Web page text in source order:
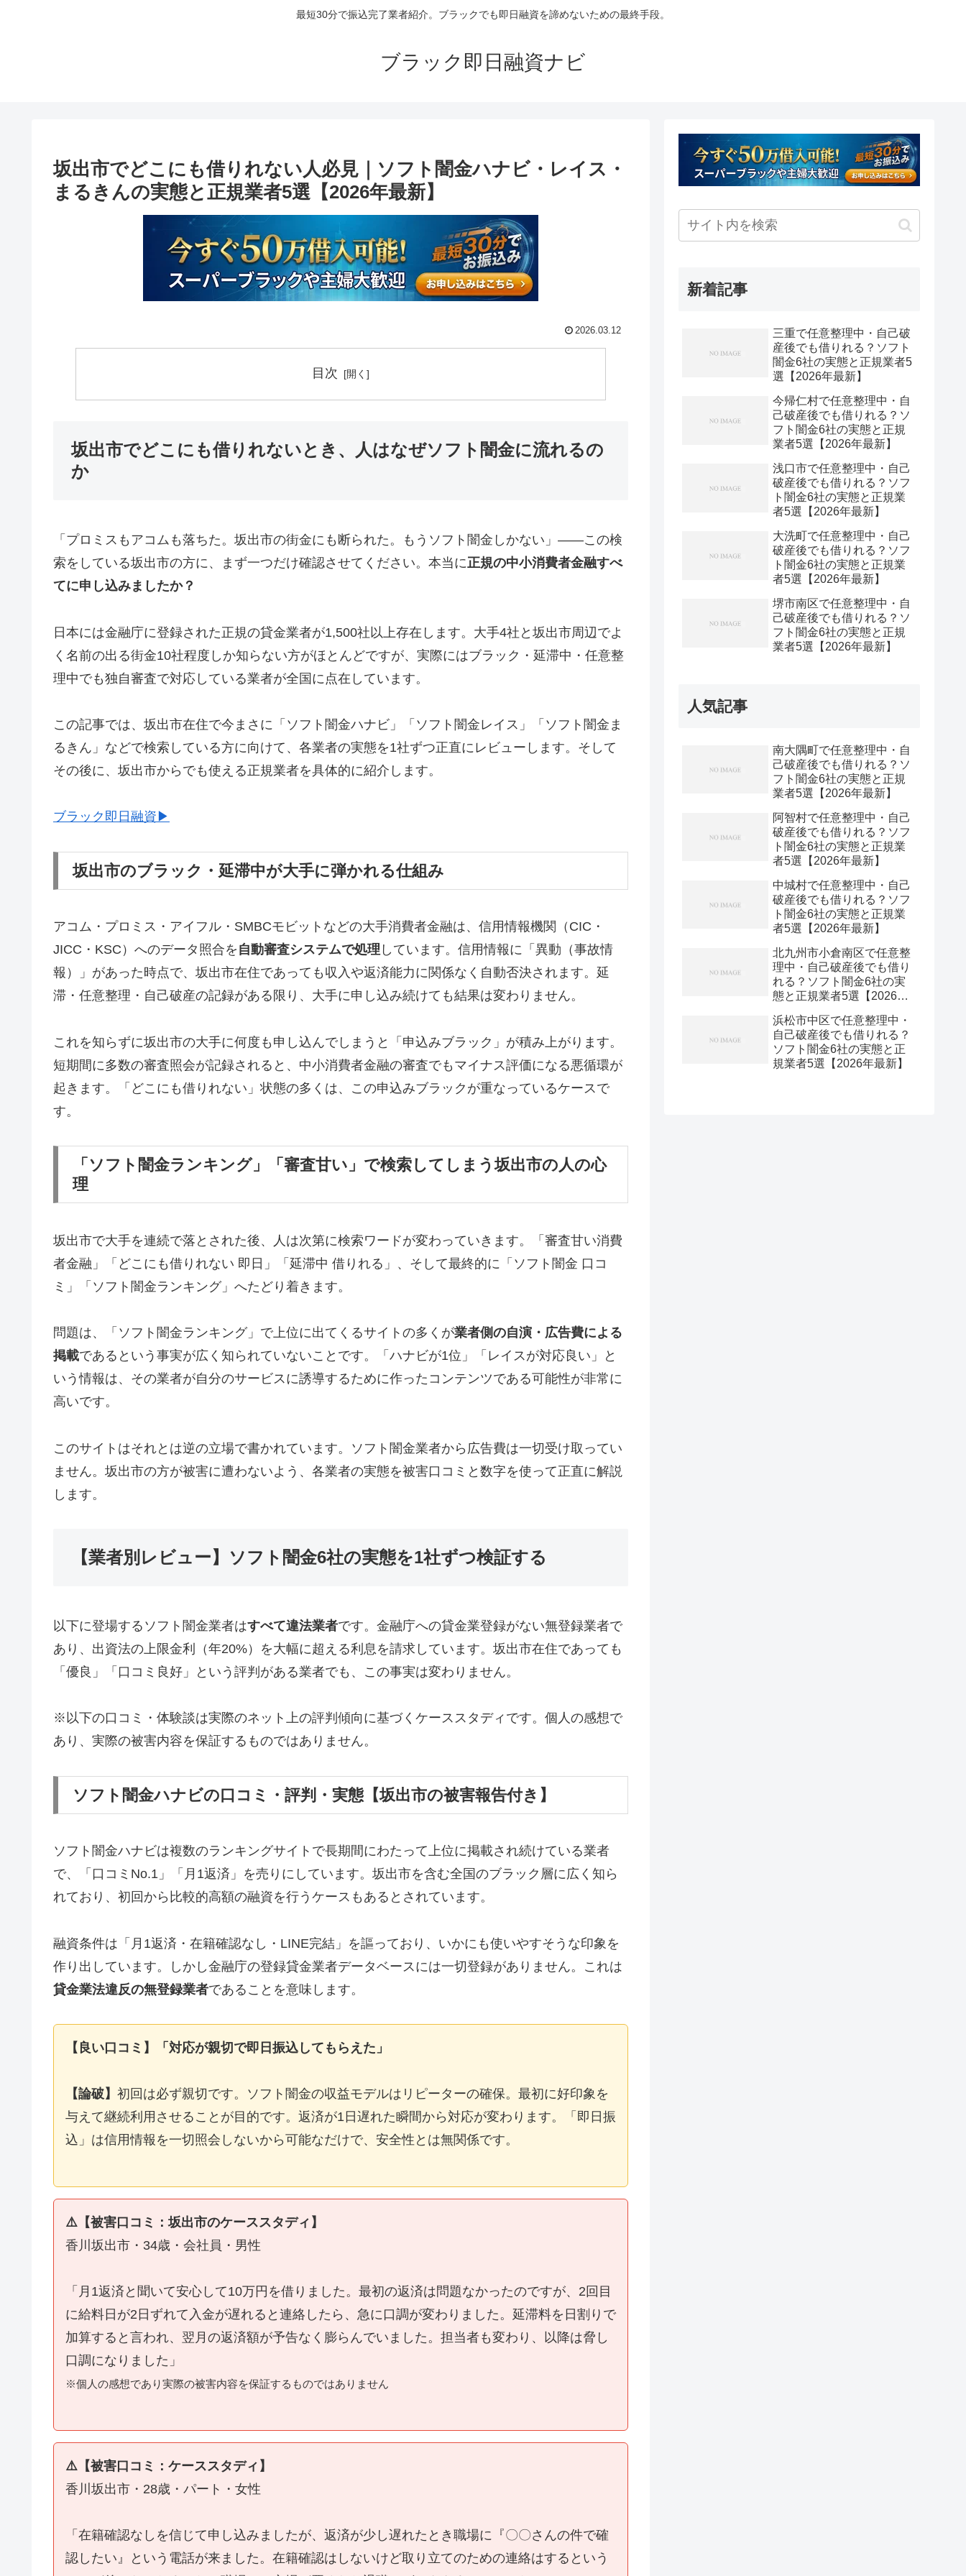
最短30分で振込完了業者紹介。ブラックでも即日融資を諦めないための最終手段。
ブラック即日融資ナビ
坂出市でどこにも借りれない人必見｜ソフト闇金ハナビ・レイス・
まるきんの実態と正規業者5選【2026年最新】
2026.03.12
目次
坂出市でどこにも借りれないとき、人はなぜソフト闇金に流れるの
か
「プロミスもアコムも落ちた。坂出市の街金にも断られた。もうソフト闇金しかない」——この検
索をしている坂出市の方に、まず一つだけ確認させてください。本当に正規の中小消費者金融すべ
てに申し込みましたか？
日本には金融庁に登録された正規の貸金業者が1,500社以上存在します。大手4社と坂出市周辺でよ
く名前の出る街金10社程度しか知らない方がほとんどですが、実際にはブラック・延滞中・任意整
理中でも独自審査で対応している業者が全国に点在しています。
この記事では、坂出市在住で今まさに「ソフト闇金ハナビ」「ソフト闇金レイス」「ソフト闇金ま
るきん」などで検索している方に向けて、各業者の実態を1社ずつ正直にレビューします。そして
その後に、坂出市からでも使える正規業者を具体的に紹介します。
ブラック即日融資▶
坂出市のブラック・延滞中が大手に弾かれる仕組み
アコム・プロミス・アイフル・SMBCモビットなどの大手消費者金融は、信用情報機関（CIC・
JICC・KSC）へのデータ照合を 自動審査システムで処理 しています。信用情報に「異動（事故情
報）」があった時点で、坂出市在住であっても収入や返済能力に関係なく自動否決されます。延
滞・任意整理・自己破産の記録がある限り、大手に申し込み続けても結果は変わりません。
これを知らずに坂出市の大手に何度も申し込んでしまうと「申込みブラック」が積み上がります。
短期間に多数の審査照会が記録されると、中小消費者金融の審査でもマイナス評価になる悪循環が
起きます。「どこにも借りれない」状態の多くは、この申込みブラックが重なっているケースで
す。
「ソフト闇金ランキング」「審査甘い」で検索してしまう坂出市の人の心
理
坂出市で大手を連続で落とされた後、人は次第に検索ワードが変わっていきます。「審査甘い消費
者金融」「どこにも借りれない 即日」「延滞中 借りれる」、そして最終的に「ソフト闇金 口コ
ミ」「ソフト闇金ランキング」へたどり着きます。
問題は、「ソフト闇金ランキング」で上位に出てくるサイトの多くが業者側の自演・広告費による
掲載であるという事実が広く知られていないことです。「ハナビが1位」「レイスが対応良い」と
いう情報は、その業者が自分のサービスに誘導するために作ったコンテンツである可能性が非常に
高いです。
このサイトはそれとは逆の立場で書かれています。ソフト闇金業者から広告費は一切受け取ってい
ません。坂出市の方が被害に遭わないよう、各業者の実態を被害口コミと数字を使って正直に解説
します。
【業者別レビュー】ソフト闇金6社の実態を1社ずつ検証する
以下に登場するソフト闇金業者はすべて違法業者です。金融庁への貸金業登録がない無登録業者で
あり、出資法の上限金利（年20%）を大幅に超える利息を請求しています。坂出市在住であっても
「優良」「口コミ良好」という評判がある業者でも、この事実は変わりません。
※以下の口コミ・体験談は実際のネット上の評判傾向に基づくケーススタディです。個人の感想で
あり、実際の被害内容を保証するものではありません。
ソフト闇金ハナビの口コミ・評判・実態【坂出市の被害報告付き】
ソフト闇金ハナビは複数のランキングサイトで長期間にわたって上位に掲載され続けている業者
で、「口コミNo.1」「月1返済」を売りにしています。坂出市を含む全国のブラック層に広く知ら
れており、初回から比較的高額の融資を行うケースもあるとされています。
融資条件は「月1返済・在籍確認なし・LINE完結」を謳っており、いかにも使いやすそうな印象を
作り出しています。しかし金融庁の登録貸金業者データベースには一切登録がありません。これは
貸金業法違反の無登録業者であることを意味します。
【良い口コミ】「対応が親切で即日振込してもらえた」
【論破】 初回は必ず親切です。ソフト闇金の収益モデルはリピーターの確保。最初に好印象を
与えて継続利用させることが目的です。返済が1日遅れた瞬間から対応が変わります。「即日振
込」は信用情報を一切照会しないから可能なだけで、安全性とは無関係です。
⚠️【被害口コミ：坂出市のケーススタディ】
香川坂出市・34歳・会社員・男性
「月1返済と聞いて安心して10万円を借りました。最初の返済は問題なかったのですが、2回目
に給料日が2日ずれて入金が遅れると連絡したら、急に口調が変わりました。延滞料を日割りで
加算すると言われ、翌月の返済額が予告なく膨らんでいました。担当者も変わり、以降は脅し
口調になりました」
※個人の感想であり実際の被害内容を保証するものではありません
⚠️【被害口コミ：ケーススタディ】
香川坂出市・28歳・パート・女性
「在籍確認なしを信じて申し込みましたが、返済が少し遅れたとき職場に『〇〇さんの件で確
認したい』という電話が来ました。在籍確認はしないけど取り立てのための連絡はするという
新着記事
三重で任意整理中・自己破
産後でも借りれる？ソフト
闇金6社の実態と正規業者5
選【2026年最新】
今帰仁村で任意整理中・自
己破産後でも借りれる？ソ
フト闇金6社の実態と正規
業者5選【2026年最新】
浅口市で任意整理中・自己
破産後でも借りれる？ソフ
ト闇金6社の実態と正規業
者5選【2026年最新】
大洗町で任意整理中・自己
破産後でも借りれる？ソフ
ト闇金6社の実態と正規業
者5選【2026年最新】
堺市南区で任意整理中・自
己破産後でも借りれる？ソ
フト闇金6社の実態と正規
業者5選【2026年最新】
人気記事
南大隅町で任意整理中・自
己破産後でも借りれる？ソ
フト闇金6社の実態と正規
業者5選【2026年最新】
阿智村で任意整理中・自己
破産後でも借りれる？ソフ
ト闇金6社の実態と正規業
者5選【2026年最新】
中城村で任意整理中・自己
破産後でも借りれる？ソフ
ト闇金6社の実態と正規業
者5選【2026年最新】
北九州市小倉南区で任意整
理中・自己破産後でも借り
れる？ソフト闇金6社の実
態と正規業者5選【2026年
浜松市中区で任意整理中・
自己破産後でも借りれる？
ソフト闇金6社の実態と正
規業者5選【2026年最新】